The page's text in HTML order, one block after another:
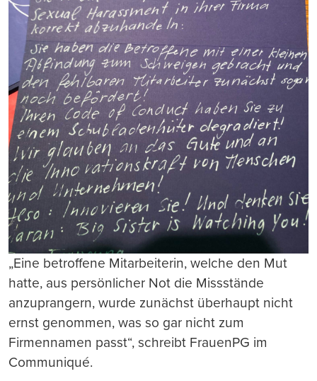
„Eine betroffene Mitarbeiterin, welche den Mut
hatte, aus persönlicher Not die Missstände
anzuprangern, wurde zunächst überhaupt nicht
ernst genommen, was so gar nicht zum
Firmennamen passt“, schreibt FrauenPG im
Communiqué.